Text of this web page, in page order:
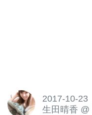
2017-10-23
生田晴香 @